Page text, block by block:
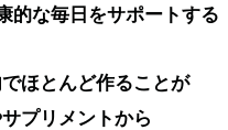
的な毎日をサポートする
ほとんど作ることが
プリメントから